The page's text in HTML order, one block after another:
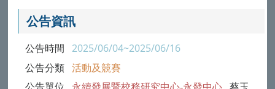
公告資訊
公告時間 2025/06/04~2025/06/16
公告分類 活動及競賽